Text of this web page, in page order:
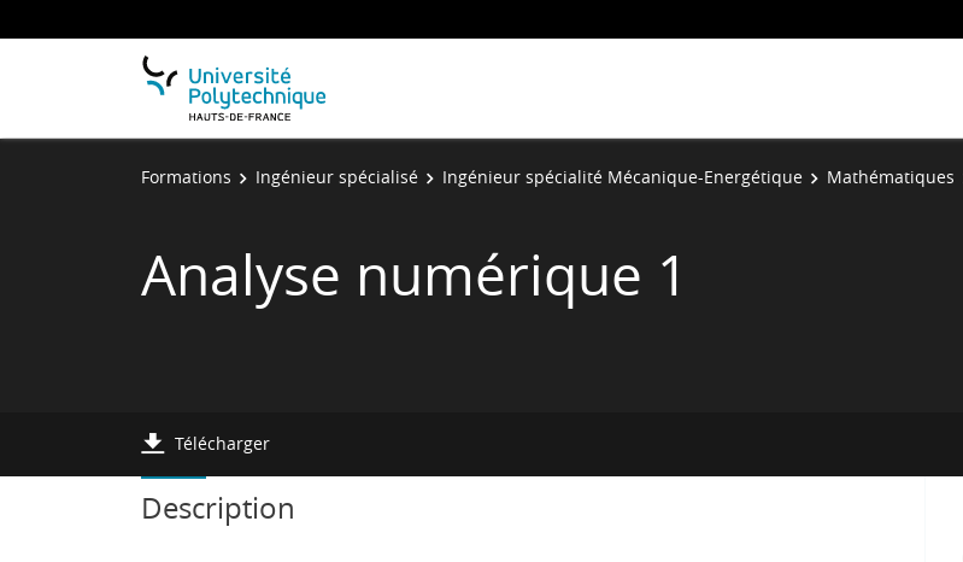
Formations Ingénieur spécialisé Ingénieur spécialité Mécanique-Energétique Mathématiques
Analyse numérique 1
Télécharger
Description